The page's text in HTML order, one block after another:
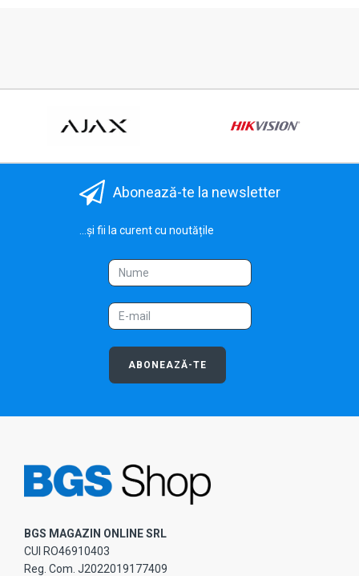
Abonează-te la newsletter
...și fii la curent cu noutățile
ABONEAZĂ-TE
BGS MAGAZIN ONLINE SRL
CUI RO46910403
Reg. Com. J2022019177409